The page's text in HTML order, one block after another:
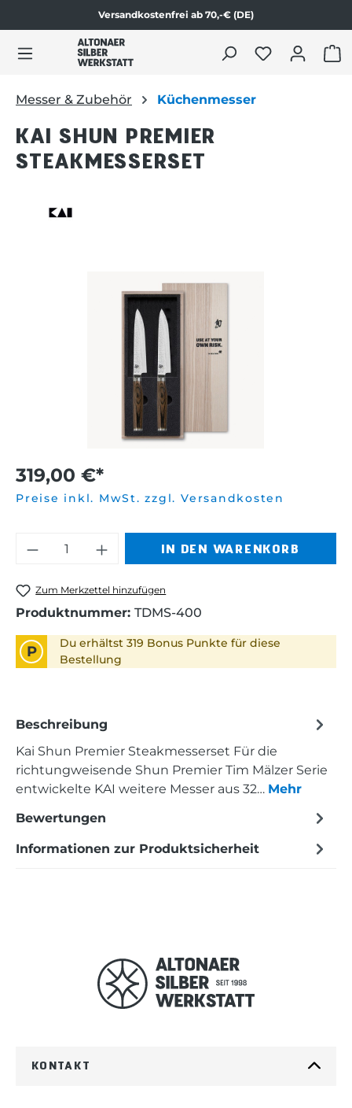
Zum Produktinhalt springen
Versandkostenfrei ab 70,-€ (DE)
Messer & Zubehör Küchenmesser
KAI SHUN PREMIER
STEAKMESSERSET
Bildergalerie überspringen
319,00 €*
Preise inkl. MwSt. zzgl. Versandkosten
Produkt Anzahl: Gib den
IN DEN WARENKORB
Zum Merkzettel hinzufügen
Produktnummer: TDMS-400
P
Du erhältst 319 Bonus Punkte für diese
Bestellung
Beschreibung
Kai Shun Premier Steakmesserset Für die
richtungweisende Shun Premier Tim Mälzer Serie
entwickelte KAI weitere Messer aus 32… Mehr
Bewertungen
Informationen zur Produktsicherheit
KONTAKT